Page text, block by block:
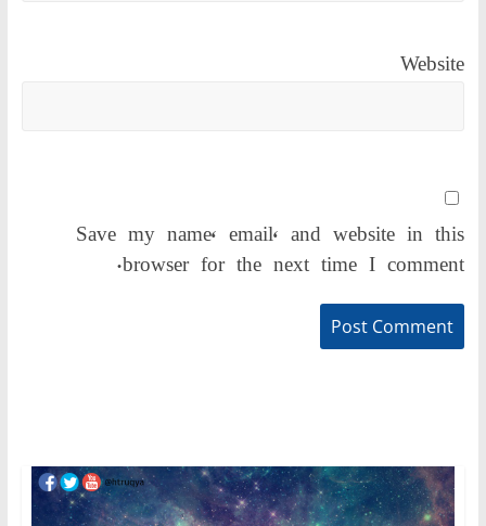
Website
Save my name, email, and website in this
browser for the next time I comment.